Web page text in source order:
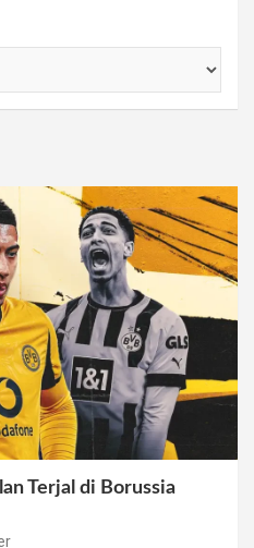
Terjal di Borussia